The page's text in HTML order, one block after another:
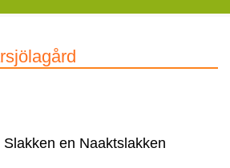
en Naaktslakken